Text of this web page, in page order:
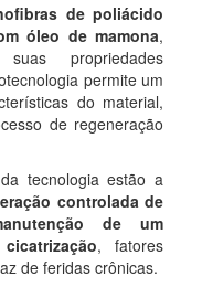
de poliácido
óleo de mamona,
propriedades
permite um
do material,
de regeneração
tecnologia estão a
controlada de
de um
, fatores
de feridas crônicas.